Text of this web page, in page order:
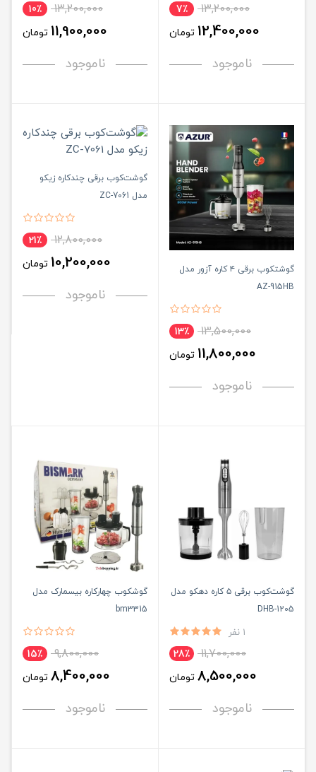
13,200,000 7٪
12,400,000 تومان
ناموجود
13,200,000 10٪
11,900,000 تومان
ناموجود
گوشتکوب برقی ۴ کاره آزور مدل
AZ-915HB
13,500,000 13٪
11,800,000 تومان
ناموجود
گوشت‌کوب برقی چندکاره زیکو
مدل ZC-7061
12,800,000 21٪
10,200,000 تومان
ناموجود
گوشت‌کوب برقی ۵ کاره دهکو مدل
DHB-1205
1 نفر
11,700,000 28٪
8,500,000 تومان
ناموجود
گوشکوب چهارکاره بیسمارک مدل
bm3315
9,800,000 15٪
8,400,000 تومان
ناموجود